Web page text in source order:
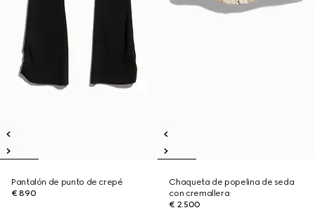
Pantalón de punto de crepé
€ 890
Chaqueta de popelina de seda
con cremallera
€ 2.500